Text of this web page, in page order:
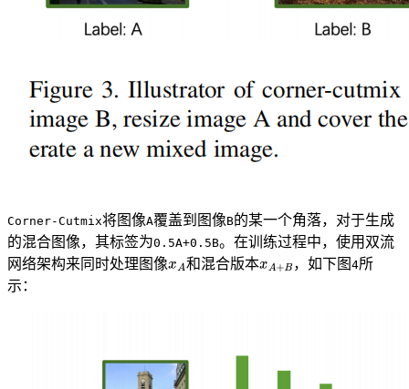
Corner-Cutmix将图像A覆盖到图像B的某一个角落，对于生成
的混合图像，其标签为0.5A+0.5B。在训练过程中，使用双流
网络架构来同时处理图像
和混合版本 ，如下图4所
示：